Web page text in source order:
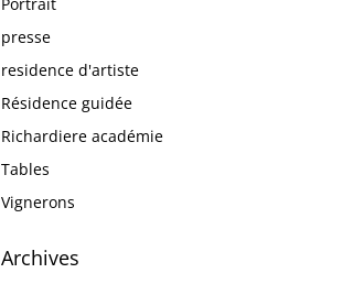
presse
residence d'artiste
Résidence guidée
Richardiere académie
Tables
Vignerons
Archives